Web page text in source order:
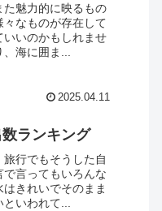
た魅力的に映るもの
なものが存在して
いのかもしれませ
海に囲ま...
2025.04.11
数ランキング
行でもそうした自
言ってもいろんな
きれいでそのまま
いわれて...